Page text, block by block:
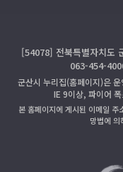
[54078] 전북특별자치도
063-454-
군산시 누리집(홈페이지)은
IE 9이상, 파이어
본 홈페이지에 게시된 이메일 주
망법에 의